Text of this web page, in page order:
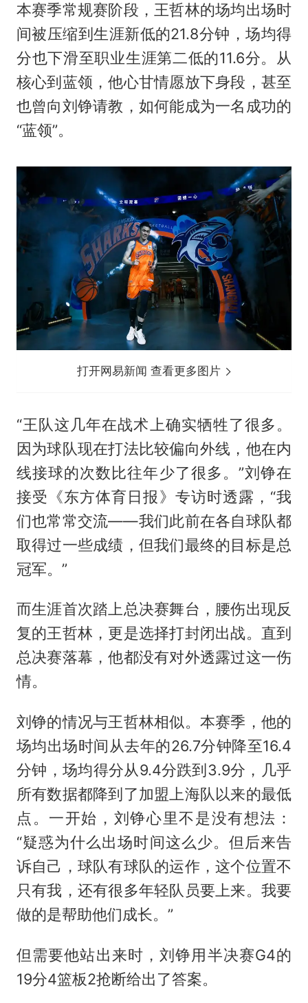
本赛季常规赛阶段，王哲林的场均出场时
间被压缩到生涯新低的21.8分钟，场均得
分也下滑至职业生涯第二低的11.6分。从
核心到蓝领，他心甘情愿放下身段，甚至
也曾向刘铮请教，如何能成为一名成功的
“蓝领”。
打开网易新闻 查看更多图片
“王队这几年在战术上确实牺牲了很多。
因为球队现在打法比较偏向外线，他在内
线接球的次数比往年少了很多。”刘铮在
接受《东方体育日报》专访时透露，“我
们也常常交流——我们此前在各自球队都
取得过一些成绩，但我们最终的目标是总
冠军。”
而生涯首次踏上总决赛舞台，腰伤出现反
复的王哲林，更是选择打封闭出战。直到
总决赛落幕，他都没有对外透露过这一伤
情。
刘铮的情况与王哲林相似。本赛季，他的
场均出场时间从去年的26.7分钟降至16.4
分钟，场均得分从9.4分跌到3.9分，几乎
所有数据都降到了加盟上海队以来的最低
点。一开始，刘铮心里不是没有想法：
“疑惑为什么出场时间这么少。但后来告
诉自己，球队有球队的运作，这个位置不
只有我，还有很多年轻队员要上来。我要
做的是帮助他们成长。”
但需要他站出来时，刘铮用半决赛G4的
19分4篮板2抢断给出了答案。